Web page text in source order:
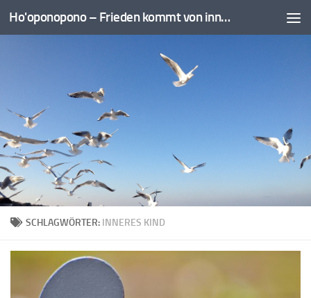
Zum Inhalt springen Ho'oponopono – Frieden kommt von innen
SCHLAGWÖRTER: INNERES KIND